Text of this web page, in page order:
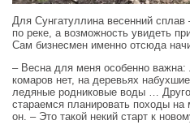
Для Сунгатуллина весенний сплав
по реке, а возможность увидеть
Сам бизнесмен именно отсюда
– Весна для меня особенно важна:
комаров нет, на деревьях
ледяные родниковые воды …
стараемся планировать походы на
он. – Это такой некий старт к